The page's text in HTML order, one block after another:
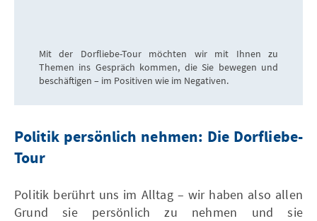
Mit der Dorfliebe-Tour möchten wir mit Ihnen zu
Themen ins Gespräch kommen, die Sie bewegen und
beschäftigen – im Positiven wie im Negativen.
Politik persönlich nehmen: Die Dorfliebe-
Tour
Politik berührt uns im Alltag – wir haben also allen
Grund sie persönlich zu nehmen und sie